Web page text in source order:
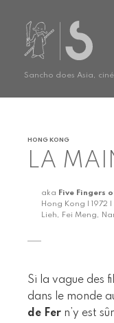
Sancho does Asia,
HONG KONG
LA
aka Five Fingers
Hong Kong | 1972
Lieh, Fei Meng,
Si la vague des
dans le monde
de Fer n’y est